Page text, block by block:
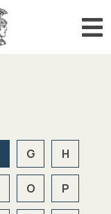
G H
O P